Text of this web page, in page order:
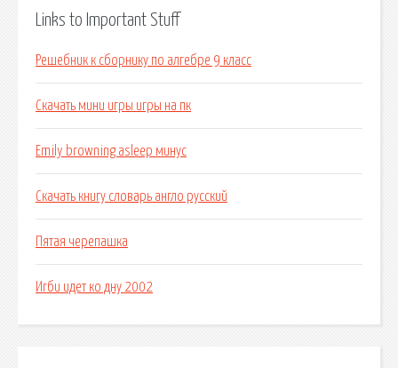
Links to Important Stuff
Решебник к сборнику по алгебре 9 класс
Скачать мини игры игры на пк
Emily browning asleep минус
Скачать книгу словарь англо русский
Пятая черепашка
Игби идет ко дну 2002